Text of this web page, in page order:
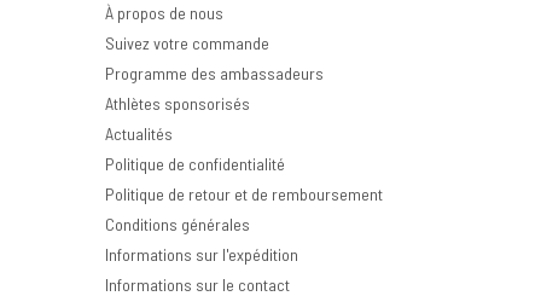
À propos de nous
Suivez votre commande
Programme des ambassadeurs
Athlètes sponsorisés
Actualités
Politique de confidentialité
Politique de retour et de remboursement
Conditions générales
Informations sur l'expédition
Informations sur le contact